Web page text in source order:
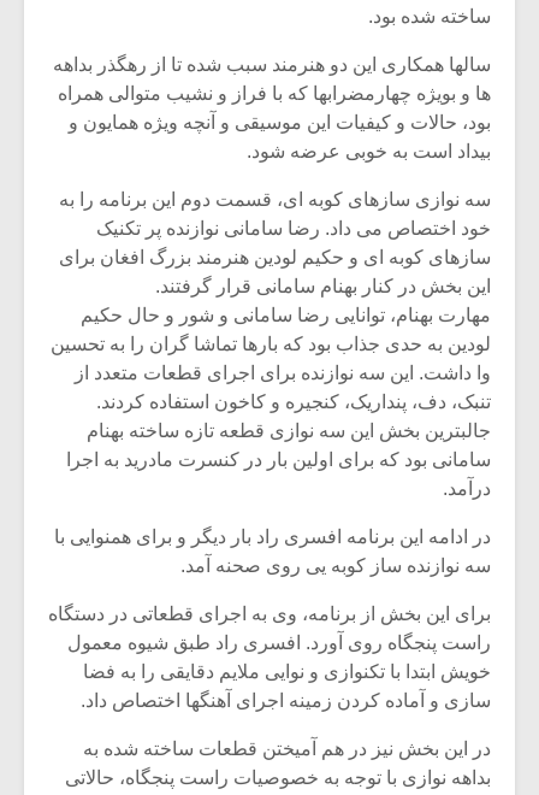
ساخته شده بود.
سالها همکاری این دو هنرمند سبب شده تا از رهگذر بداهه
ها و بویژه چهارمضرابها که با فراز و نشیب متوالی همراه
بود، حالات و کیفیات این موسیقی و آنچه ویژه همایون و
بیداد است به خوبی عرضه شود.
سه نوازی سازهای کوبه ای، قسمت دوم این برنامه را به
خود اختصاص می داد. رضا سامانی نوازنده پر تکنیک
سازهای کوبه ای و حکیم لودین هنرمند بزرگ افغان برای
این بخش در کنار بهنام سامانی قرار گرفتند.
مهارت بهنام، توانایی رضا سامانی و شور و حال حکیم
لودین به حدی جذاب بود که بارها تماشا گران را به تحسین
وا داشت. این سه نوازنده برای اجرای قطعات متعدد از
تنبک، دف، پنداریک، کنجیره و کاخون استفاده کردند.
جالبترین بخش این سه نوازی قطعه تازه ساخته بهنام
سامانی بود که برای اولین بار در کنسرت مادرید به اجرا
درآمد.
در ادامه این برنامه افسری راد بار دیگر و برای همنوایی با
سه نوازنده ساز کوبه یی روی صحنه آمد.
برای این بخش از برنامه، وی به اجرای قطعاتی در دستگاه
راست پنجگاه روی آورد. افسری راد طبق شیوه معمول
خویش ابتدا با تکنوازی و نوایی ملایم دقایقی را به فضا
سازی و آماده کردن زمینه اجرای آهنگها اختصاص داد.
در این بخش نیز در هم آمیختن قطعات ساخته شده به
بداهه نوازی با توجه به خصوصیات راست پنجگاه، حالاتی